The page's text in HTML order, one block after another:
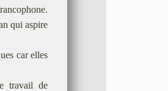
qui aspire
car elles
travail de